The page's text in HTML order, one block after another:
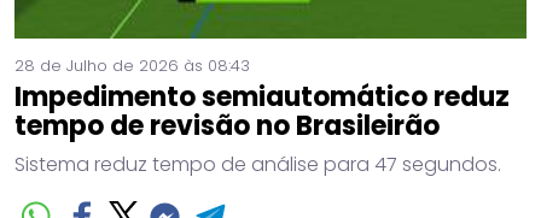
28 de Julho de 2026 às 08:43
Impedimento semiautomático reduz
tempo de revisão no Brasileirão
Sistema reduz tempo de análise para 47 segundos.